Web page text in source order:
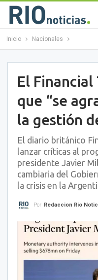
Inicio Nacionales
El
que “se
la gestión
El diario británico
lanzar críticas al
presidente Javier
cambiaria del
la crisis en la
Por Redaccion Rio